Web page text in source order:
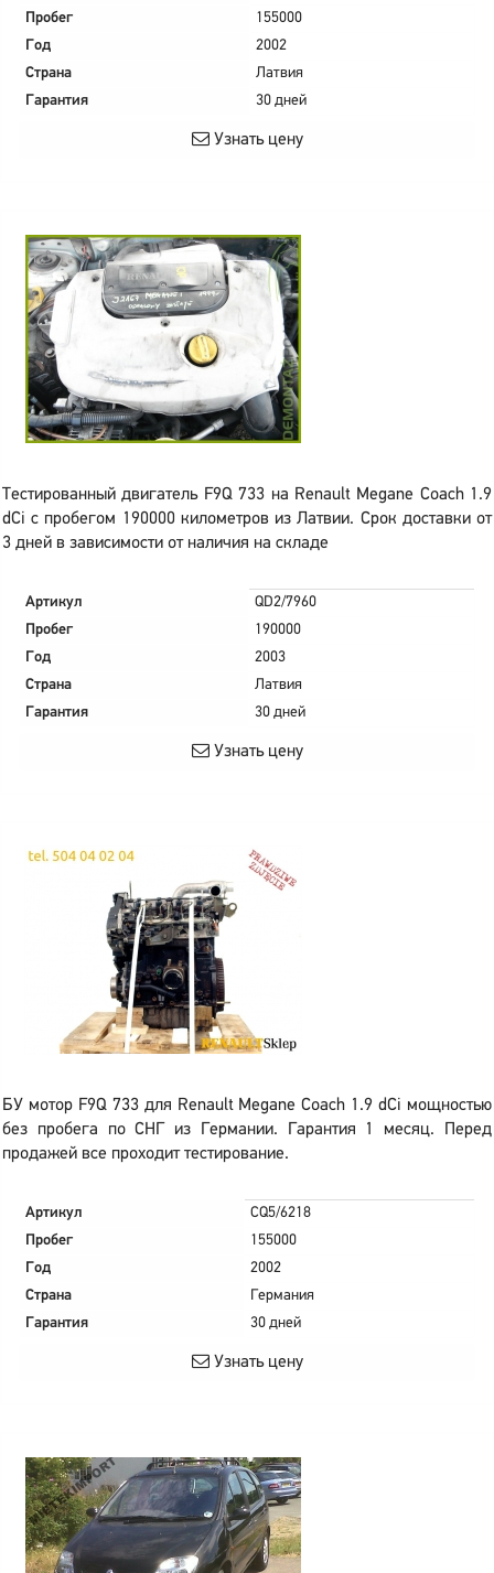
Пробег
155000
Год
2002
Страна
Латвия
Гарантия
30 дней
Узнать цену
Тестированный двигатель F9Q 733 на Renault Megane Coach 1.9
dCi с пробегом 190000 километров из Латвии. Срок доставки от
3 дней в зависимости от наличия на складе
Артикул
QD2/7960
Пробег
190000
Год
2003
Страна
Латвия
Гарантия
30 дней
Узнать цену
БУ мотор F9Q 733 для Renault Megane Coach 1.9 dCi мощностью
без пробега по СНГ из Германии. Гарантия 1 месяц. Перед
продажей все проходит тестирование.
Артикул
CQ5/6218
Пробег
155000
Год
2002
Страна
Германия
Гарантия
30 дней
Узнать цену